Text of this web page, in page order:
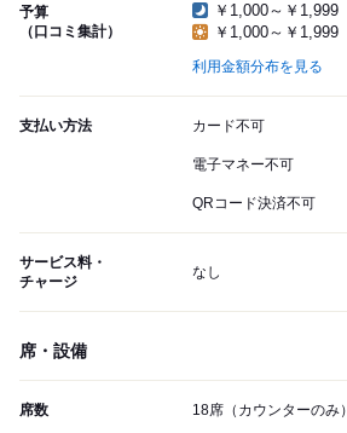
予算
（口コミ集計）
￥1,000～￥1,999
￥1,000～￥1,999
利用金額分布を見る
支払い方法 カード不可
電子マネー不可
QRコード決済不可
サービス料・
チャージ
なし
席・設備
席数 18席（カウンターのみ）